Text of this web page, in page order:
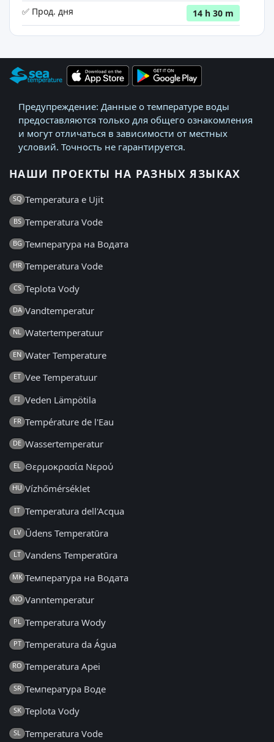
✅ Прод. дня
14 h 30 m
Предупреждение: Данные о температуре воды
предоставляются только для общего ознакомления
и могут отличаться в зависимости от местных
условий. Точность не гарантируется.
НАШИ ПРОЕКТЫ НА РАЗНЫХ ЯЗЫКАХ
SQ Temperatura e Ujit
BS Temperatura Vode
BG Температура на Водата
HR Temperatura Vode
CS Teplota Vody
DA Vandtemperatur
NL Watertemperatuur
EN Water Temperature
ET Vee Temperatuur
FI Veden Lämpötila
FR Température de l'Eau
DE Wassertemperatur
EL Θερμοκρασία Νερού
HU Vízhőmérséklet
IT Temperatura dell'Acqua
LV Ūdens Temperatūra
LT Vandens Temperatūra
MK Температура на Водата
NO Vanntemperatur
PL Temperatura Wody
PT Temperatura da Água
RO Temperatura Apei
SR Температура Воде
SK Teplota Vody
SL Temperatura Vode